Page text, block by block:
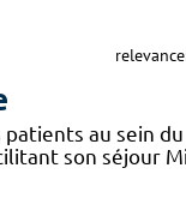
au sein du
son séjour Mi